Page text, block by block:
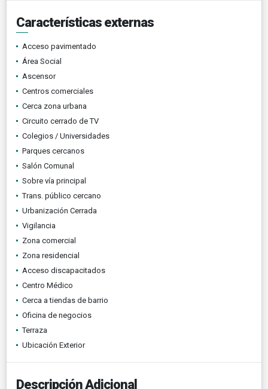
Características externas
Acceso pavimentado
Área Social
Ascensor
Centros comerciales
Cerca zona urbana
Circuito cerrado de TV
Colegios / Universidades
Parques cercanos
Salón Comunal
Sobre vía principal
Trans. público cercano
Urbanización Cerrada
Vigilancia
Zona comercial
Zona residencial
Acceso discapacitados
Centro Médico
Cerca a tiendas de barrio
Oficina de negocios
Terraza
Ubicación Exterior
Descripción Adicional